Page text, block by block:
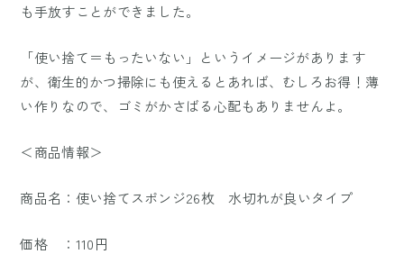
も手放すことができました。
「使い捨て＝もったいない」というイメージがあります
が、衛生的かつ掃除にも使えるとあれば、むしろお得！薄
い作りなので、ゴミがかさばる心配もありませんよ。
＜商品情報＞
商品名：使い捨てスポンジ26枚 水切れが良いタイプ
価格 ：110円